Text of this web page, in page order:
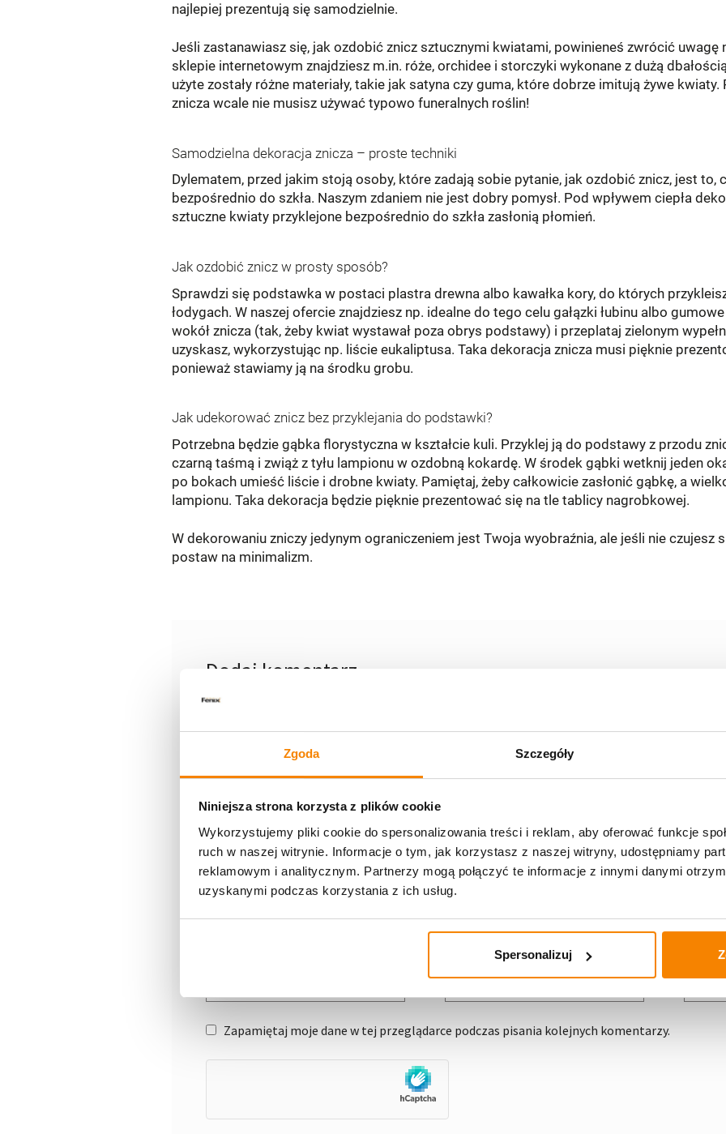
Zgoda Szczegóły
Niniejsza strona korzysta z plików cookie
Wykorzystujemy pliki cookie do spersonalizowania treści i reklam, aby oferować funkcje
ruch w naszej witrynie. Informacje o tym, jak korzystasz z naszej witryny, udostępniamy
reklamowym i analitycznym. Partnerzy mogą połączyć te informacje z innymi danymi
uzyskanymi podczas korzystania z ich usług.
Spersonalizuj
najlepiej prezentują się samodzielnie.
Jeśli zastanawiasz się, jak ozdobić znicz sztucznymi kwiatami, powinieneś zwrócić uwagę
sklepie internetowym znajdziesz m.in. róże, orchidee i storczyki wykonane z dużą
użyte zostały różne materiały, takie jak satyna czy guma, które dobrze imitują żywe
znicza wcale nie musisz używać typowo funeralnych roślin!
Samodzielna dekoracja znicza – proste techniki
Dylematem, przed jakim stoją osoby, które zadają sobie pytanie, jak ozdobić znicz, jest to,
bezpośrednio do szkła. Naszym zdaniem nie jest dobry pomysł. Pod wpływem ciepła
sztuczne kwiaty przyklejone bezpośrednio do szkła zasłonią płomień.
Jak ozdobić znicz w prosty sposób?
Sprawdzi się podstawka w postaci plastra drewna albo kawałka kory, do których
łodygach. W naszej ofercie znajdziesz np. idealne do tego celu gałązki łubinu albo
wokół znicza (tak, żeby kwiat wystawał poza obrys podstawy) i przeplataj zielonym
uzyskasz, wykorzystując np. liście eukaliptusa. Taka dekoracja znicza musi pięknie
ponieważ stawiamy ją na środku grobu.
Jak udekorować znicz bez przyklejania do podstawki?
Potrzebna będzie gąbka florystyczna w kształcie kuli. Przyklej ją do podstawy z przodu
czarną taśmą i zwiąż z tyłu lampionu w ozdobną kokardę. W środek gąbki wetknij jeden
po bokach umieść liście i drobne kwiaty. Pamiętaj, żeby całkowicie zasłonić gąbkę, a
lampionu. Taka dekoracja będzie pięknie prezentować się na tle tablicy nagrobkowej.
W dekorowaniu zniczy jedynym ograniczeniem jest Twoja wyobraźnia, ale jeśli nie czujesz
postaw na minimalizm.
Dodaj komentarz
Twój adres e-mail nie zostanie opublikowany.
Komentarz*
Adres e-mail*
Zapamiętaj moje dane w tej przeglądarce podczas pisania kolejnych komentarzy.